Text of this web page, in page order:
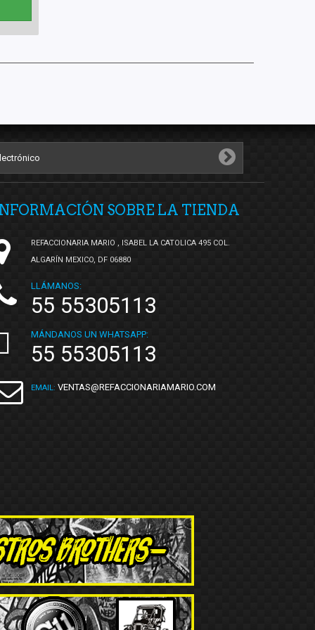
SOBRE LA TIENDA
REFACCIONARIA MARIO , ISABEL LA CATOLICA 495 COL.
ALGARÍN MEXICO, DF 06880
LLÁMANOS:
55 55305113
MÁNDANOS UN WHATSAPP:
55 55305113
EMAIL: VENTAS@REFACCIONARIAMARIO.COM